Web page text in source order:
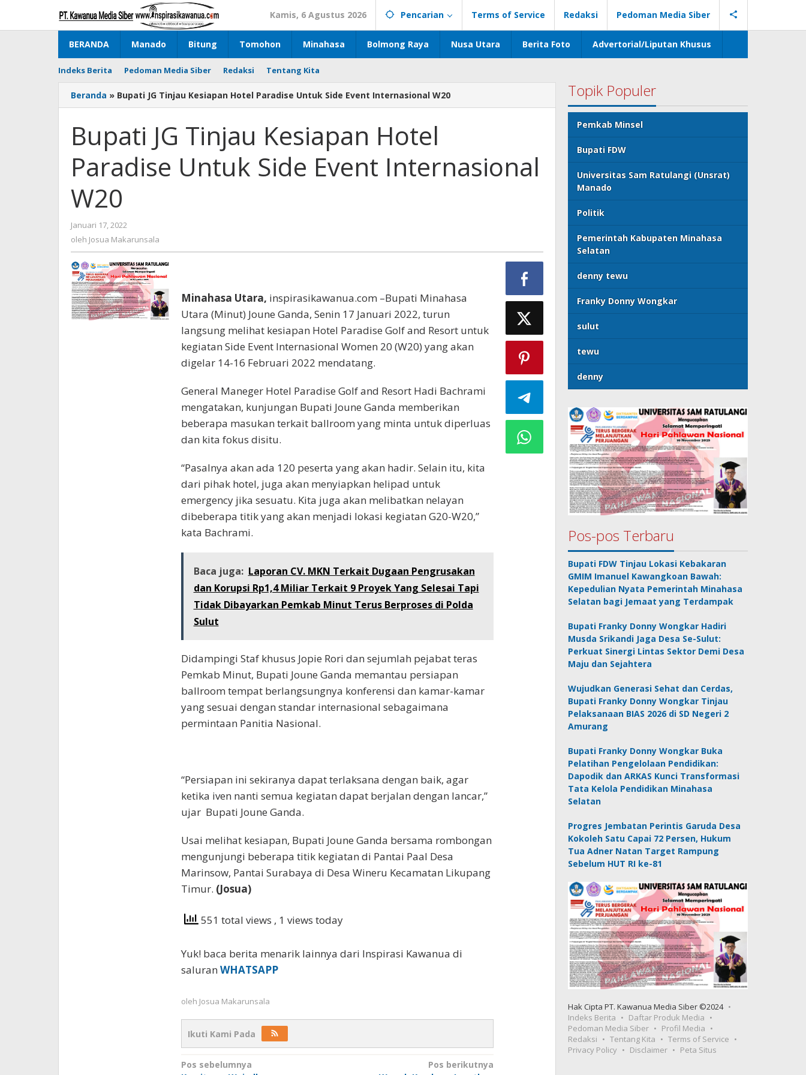
konten
Kamis, 6 Agustus 2026 Pencarian Terms of Service Redaksi Pedoman Media Siber
BERANDA Manado Bitung Tomohon Minahasa Bolmong Raya Nusa Utara Berita Foto Advertorial/Liputan Khusus
Indeks Berita Pedoman Media Siber Redaksi Tentang Kita
Beranda » Bupati JG Tinjau Kesiapan Hotel Paradise Untuk Side Event Internasional W20
Bupati JG Tinjau Kesiapan Hotel
Paradise Untuk Side Event Internasional
W20
Januari 17, 2022
Josua
oleh Josua Makarunsala
Minahasa Utara, inspirasikawanua.com –Bupati Minahasa
Utara (Minut) Joune Ganda, Senin 17 Januari 2022, turun
langsung melihat kesiapan Hotel Paradise Golf and Resort untuk
kegiatan Side Event Internasional Women 20 (W20) yang akan
digelar 14-16 Februari 2022 mendatang.
General Maneger Hotel Paradise Golf and Resort Hadi Bachrami
mengatakan, kunjungan Bupati Joune Ganda memberikan
beberapa masukan terkait ballroom yang minta untuk diperluas
dan kita fokus disitu.
“Pasalnya akan ada 120 peserta yang akan hadir. Selain itu, kita
dari pihak hotel, juga akan menyiapkan helipad untuk
emergency jika sesuatu. Kita juga akan melibatkan nelayan
dibeberapa titik yang akan menjadi lokasi kegiatan G20-W20,”
kata Bachrami.
Baca juga: Laporan CV. MKN Terkait Dugaan Pengrusakan
dan Korupsi Rp1,4 Miliar Terkait 9 Proyek Yang Selesai Tapi
Tidak Dibayarkan Pemkab Minut Terus Berproses di Polda
Sulut
Didampingi Staf khusus Jopie Rori dan sejumlah pejabat teras
Pemkab Minut, Bupati Joune Ganda memantau persiapan
ballroom tempat berlangsungnya konferensi dan kamar-kamar
yang sesuai dengan standar internasional sebagaimana
permintaan Panitia Nasional.
“Persiapan ini sekiranya dapat terlaksana dengan baik, agar
ketika iven nanti semua kegiatan dapat berjalan dengan lancar,”
ujar Bupati Joune Ganda.
Usai melihat kesiapan, Bupati Joune Ganda bersama rombongan
mengunjungi beberapa titik kegiatan di Pantai Paal Desa
Marinsow, Pantai Surabaya di Desa Wineru Kecamatan Likupang
Timur. (Josua)
551 total views , 1 views today
Yuk! baca berita menarik lainnya dari Inspirasi Kawanua di
saluran WHATSAPP
oleh Josua Makarunsala
Ikuti Kami Pada
Navigasi
Pos sebelumnya
Pos berikutnya
Topik Populer
Pemkab Minsel
Bupati FDW
Universitas Sam Ratulangi (Unsrat)
Manado
Politik
Pemerintah Kabupaten Minahasa
Selatan
denny tewu
Franky Donny Wongkar
sulut
tewu
denny
Pos-pos Terbaru
Bupati FDW Tinjau Lokasi Kebakaran
GMIM Imanuel Kawangkoan Bawah:
Kepedulian Nyata Pemerintah Minahasa
Selatan bagi Jemaat yang Terdampak
Bupati Franky Donny Wongkar Hadiri
Musda Srikandi Jaga Desa Se-Sulut:
Perkuat Sinergi Lintas Sektor Demi Desa
Maju dan Sejahtera
Wujudkan Generasi Sehat dan Cerdas,
Bupati Franky Donny Wongkar Tinjau
Pelaksanaan BIAS 2026 di SD Negeri 2
Amurang
Bupati Franky Donny Wongkar Buka
Pelatihan Pengelolaan Pendidikan:
Dapodik dan ARKAS Kunci Transformasi
Tata Kelola Pendidikan Minahasa
Selatan
Progres Jembatan Perintis Garuda Desa
Kokoleh Satu Capai 72 Persen, Hukum
Tua Adner Natan Target Rampung
Sebelum HUT RI ke-81
Hak Cipta PT. Kawanua Media Siber ©2024
Indeks Berita
Daftar Produk Media
Pedoman Media Siber
Profil Media
Redaksi
Tentang Kita
Terms of Service
Privacy Policy
Disclaimer Peta Situs